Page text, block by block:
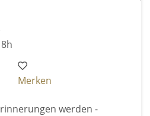
Merken
werden -